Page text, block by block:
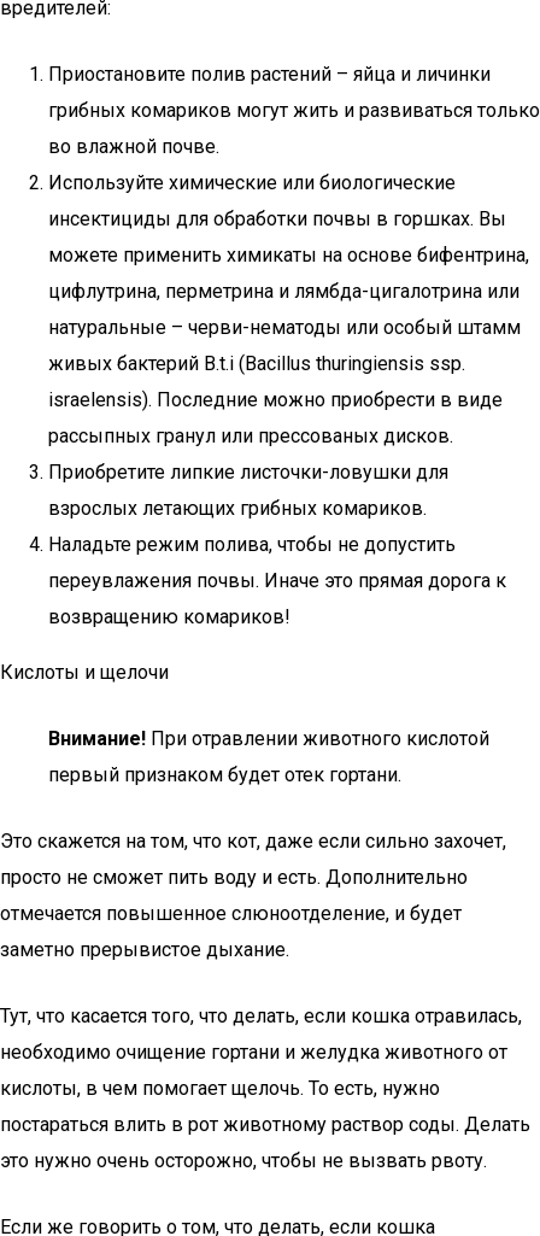
вредителей:
Приостановите полив растений – яйца и личинки
грибных комариков могут жить и развиваться только
во влажной почве.
Используйте химические или биологические
инсектициды для обработки почвы в горшках. Вы
можете применить химикаты на основе бифентрина,
цифлутрина, перметрина и лямбда-цигалотрина или
натуральные – черви-нематоды или особый штамм
живых бактерий B.t.i (Bacillus thuringiensis ssp.
israelensis). Последние можно приобрести в виде
рассыпных гранул или прессованых дисков.
Приобретите липкие листочки-ловушки для
взрослых летающих грибных комариков.
Наладьте режим полива, чтобы не допустить
переувлажения почвы. Иначе это прямая дорога к
возвращению комариков!
Кислоты и щелочи
Внимание! При отравлении животного кислотой
первый признаком будет отек гортани.
Это скажется на том, что кот, даже если сильно захочет,
просто не сможет пить воду и есть. Дополнительно
отмечается повышенное слюноотделение, и будет
заметно прерывистое дыхание.
Тут, что касается того, что делать, если кошка отравилась,
необходимо очищение гортани и желудка животного от
кислоты, в чем помогает щелочь. То есть, нужно
постараться влить в рот животному раствор соды. Делать
это нужно очень осторожно, чтобы не вызвать рвоту.
Если же говорить о том, что делать, если кошка